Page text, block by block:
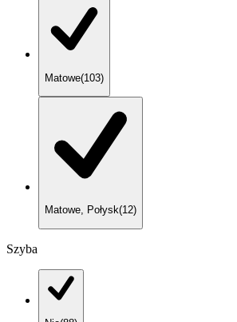
Matowe(103)
Matowe, Połysk(12)
Szyba